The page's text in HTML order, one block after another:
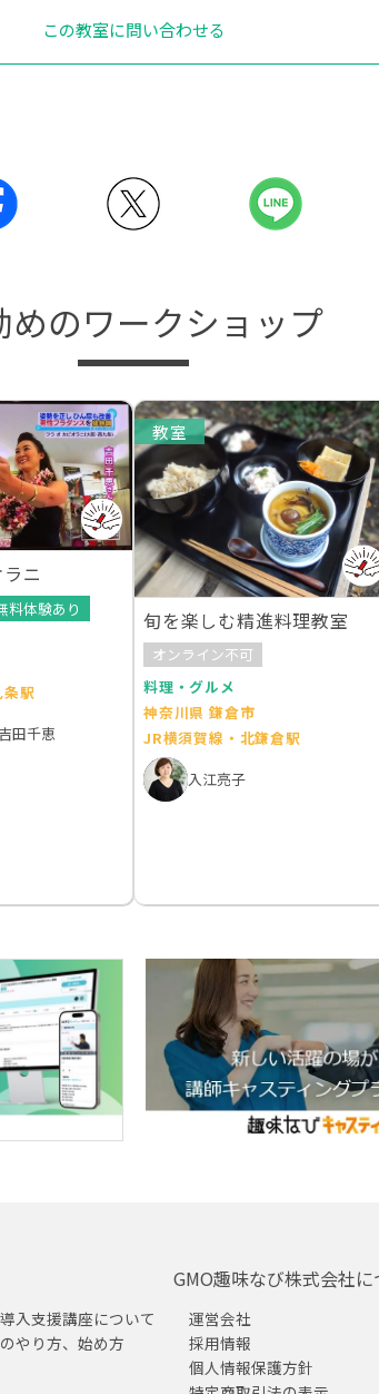
この教室に問い合わせる
めのワークショップ
ニ
料体験あり
駅
田千恵
教室
旬を楽しむ精進料理教室
オンライン不可
料理・グルメ
神奈川県 鎌倉市
JR横須賀線・北鎌倉駅
入江亮子
入支援講座について
やり方、始め方
GMO趣味なび株式会社に
運営会社
採用情報
個人情報保護方針